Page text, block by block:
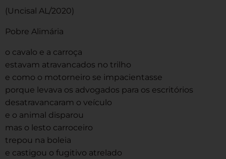
(Uncisal AL/2020)
Pobre Alimária
o cavalo e a carroça
estavam atravancados no trilho
e como o motorneiro se impacientasse
porque levava os advogados para os escritórios
desatravancaram o veículo
e o animal disparou
mas o lesto carroceiro
trepou na boleia
e castigou o fugitivo atrelado